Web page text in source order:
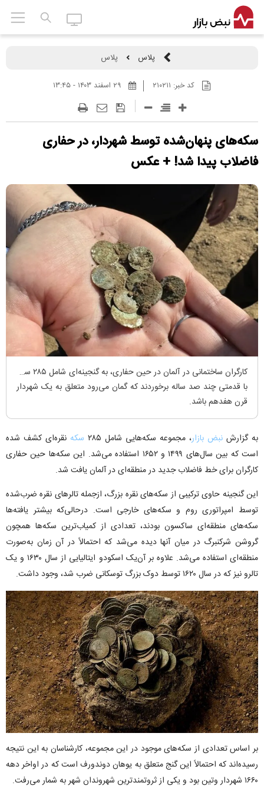
پلاس پلاس
کد خبر: ۲۱۰۲۱۱
سکه‌های پنهان‌شده توسط شهردار، در حفاری
فاضلاب پیدا شد! + عکس
کارگران ساختمانی در آلمان در حین حفاری، به گنجینه‌ای شامل ۲۸۵ سکه
با قدمتی چند صد ساله برخوردند که گمان می‌رود متعلق به یک شهردار
قرن هفدهم باشد.
به گزارش نبض بازار، مجموعه سکه‌هایی شامل ۲۸۵ سکه نقره‌ای کشف شده
است که بین سال‌های ۱۴۹۹ و ۱۶۵۲ استفاده می‌شد. این سکه‌ها حین حفاری
کارگران برای خط فاضلاب جدید در منطقه‌ای در آلمان یافت شد.
این گنجینه حاوی ترکیبی از سکه‌های نقره بزرگ، ازجمله تالر‌های نقره ضرب‌شده
توسط امپراتوری روم و سکه‌های خارجی است. درحالی‌که بیشتر یافته‌ها
سکه‌های منطقه‌ای ساکسون بودند، تعدادی از کمیاب‌ترین سکه‌ها همچون
گروشن شرکنبرگ در میان آنها دیده می‌شد که احتمالاً در آن زمان به‌صورت
منطقه‌ای استفاده می‌شد. علاوه بر آن‌یک اسکودو ایتالیایی از سال ۱۶۳۰ و یک
تالرو نیز که در سال ۱۶۲۰ توسط دوک بزرگ توسکانی ضرب شد، وجود داشت.
بر اساس تعدادی از سکه‌های موجود در این مجموعه، کارشناسان به این نتیجه
رسیده‌اند که احتمالاً این گنج متعلق به یوهان دوندورف است که در اواخر دهه
۱۶۶۰ شهردار وتین بود و یکی از ثروتمندترین شهروندان شهر به شمار می‎‌رفت.